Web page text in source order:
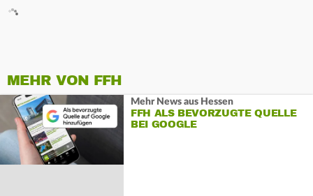
MEHR VON FFH
Mehr News aus Hessen
FFH ALS BEVORZUGTE QUELLE
BEI GOOGLE